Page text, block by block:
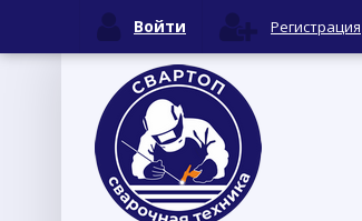
Войти Регистрация